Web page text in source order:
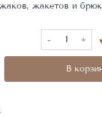
жакетов и брюк
Количество
товара
В